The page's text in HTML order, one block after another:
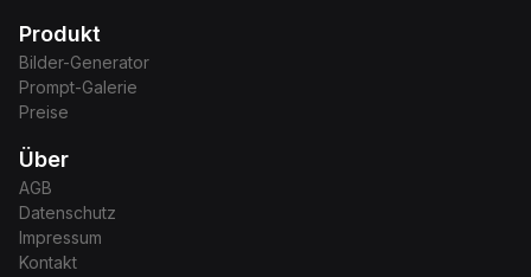
Produkt
Bilder-Generator
Prompt-Galerie
Preise
Über
AGB
Datenschutz
Impressum
Kontakt